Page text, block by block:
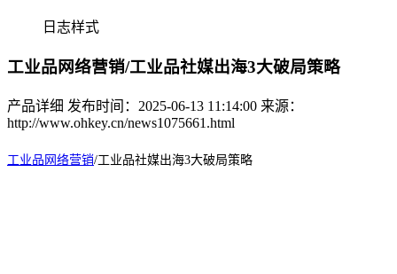
日志样式
工业品网络营销/工业品社媒出海3大破局策略
产品详细 发布时间：2025-06-13 11:14:00 来源：
http://www.ohkey.cn/news1075661.html
工业品网络营销/工业品社媒出海3大破局策略